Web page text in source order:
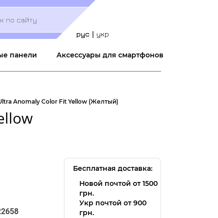
рус укр
панели
Аксессуары для смартфонов
Anomaly Color Fit Yellow (Желтый)
Бесплатная доставка:
Новой почтой от 1500
грн.
Укр почтой от 900
грн.